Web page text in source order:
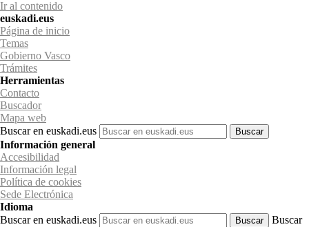
Ir al contenido
euskadi.eus
Página de inicio
Temas
Gobierno Vasco
Trámites
Herramientas
Contacto
Buscador
Mapa web
Buscar en euskadi.eus
Información general
Accesibilidad
Información legal
Política de cookies
Sede Electrónica
Idioma
Buscar en euskadi.eus
Buscar